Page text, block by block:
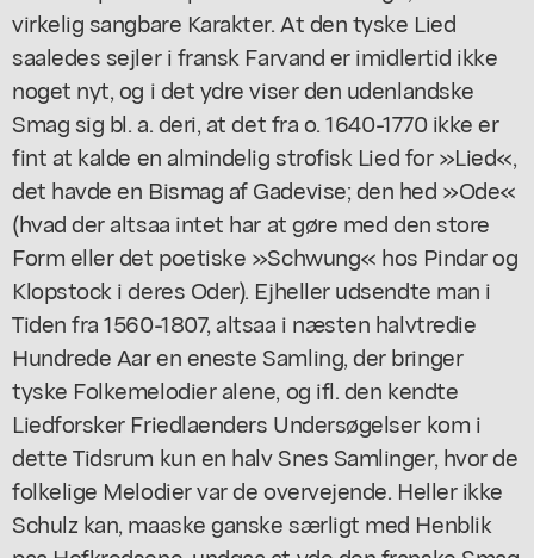
virkelig sangbare Karakter. At den tyske Lied
saaledes sejler i fransk Farvand er imidlertid ikke
noget nyt, og i det ydre viser den udenlandske
Smag sig bl. a. deri, at det fra o. 1640-1770 ikke er
fint at kalde en almindelig strofisk Lied for »Lied«,
det havde en Bismag af Gadevise; den hed »Ode«
(hvad der altsaa intet har at gøre med den store
Form eller det poetiske »Schwung« hos Pindar og
Klopstock i deres Oder). Ejheller udsendte man i
Tiden fra 1560-1807, altsaa i næsten halvtredie
Hundrede Aar en eneste Samling, der bringer
tyske Folkemelodier alene, og ifl. den kendte
Liedforsker Friedlaenders Undersøgelser kom i
dette Tidsrum kun en halv Snes Samlinger, hvor de
folkelige Melodier var de overvejende. Heller ikke
Schulz kan, maaske ganske særligt med Henblik